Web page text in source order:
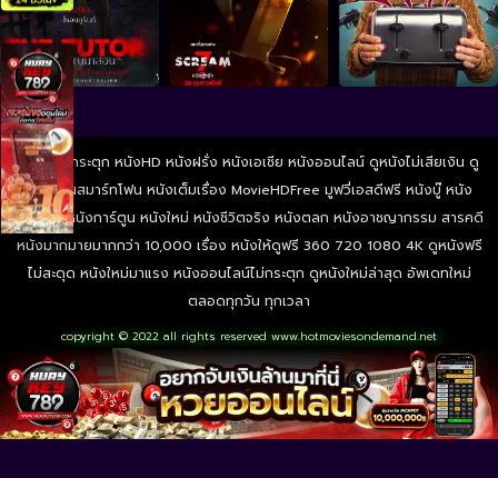
ดูหนังไม่กระตุก หนังHD หนังฝรั่ง หนังเอเชีย หนังออนไลน์ ดูหนังไม่เสียเงิน ดู
หนังผ่านสมาร์ทโฟน หนังเต็มเรื่อง MovieHDFree มูฟวี่เอสดีฟรี หนังบู๊ หนัง
ผจญภัย หนังการ์ตูน หนังใหม่ หนังชีวิตจริง หนังตลก หนังอาชญากรรม สารคดี
หนังมากมายมากกว่า 10,000 เรื่อง หนังให้ดูฟรี 360 720 1080 4K ดูหนังฟรี
ไม่สะดุด หนังใหม่มาแรง หนังออนไลน์ไม่กระตุก ดูหนังใหม่ล่าสุด อัพเดทใหม่
ตลอดทุกวัน ทุกเวลา
copyright © 2022 all rights reserved www.hotmoviesondemand.net